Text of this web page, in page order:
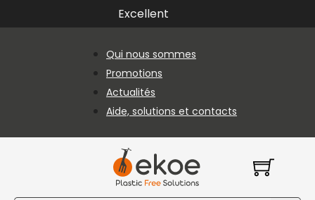
Passer au contenu principal
Passer au pied de page
Excellent
Qui nous sommes
Promotions
Actualités
Aide, solutions et contacts